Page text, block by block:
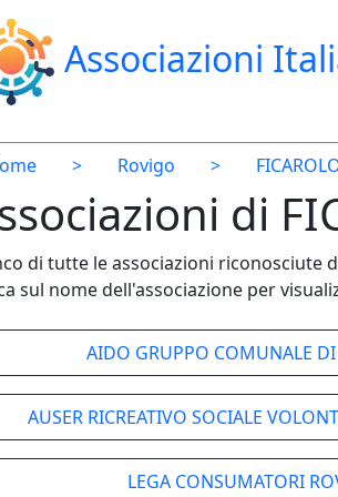
Associazioni
> Rovigo >
di
di tutte le associazioni riconosciute
sul nome dell'associazione per
AIDO GRUPPO COMUNALE
AUSER RICREATIVO SOCIALE
LEGA CONSUMATORI